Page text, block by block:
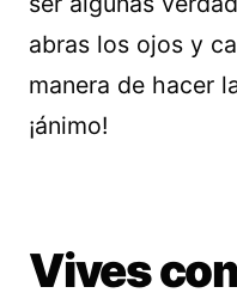
abras los ojos y
manera de hacer
¡ánimo!
Vives